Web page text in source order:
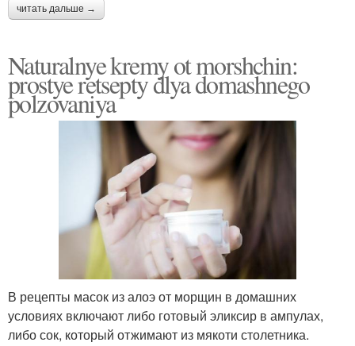
читать дальше →
Naturalnye kremy ot morshchin:
prostye retsepty dlya domashnego
polzovaniya
В рецепты масок из алоэ от морщин в домашних
условиях включают либо готовый эликсир в ампулах,
либо сок, который отжимают из мякоти столетника.